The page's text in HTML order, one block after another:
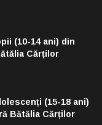
(10-14 ani) din
Cărților
(15-18 ani)
Bătălia Cărților